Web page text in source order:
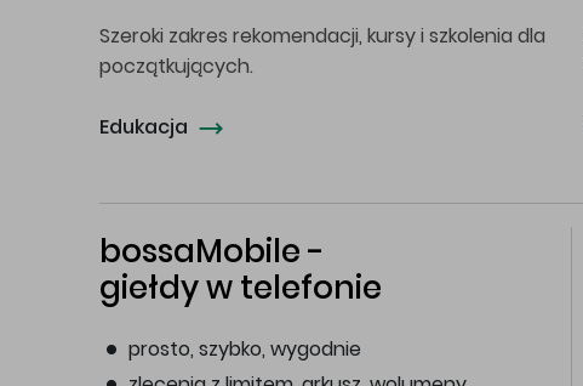
Szeroki zakres rekomendacji, kursy i szkolenia dla
początkujących.
Edukacja
bossaMobile -
giełdy w telefonie
prosto, szybko, wygodnie